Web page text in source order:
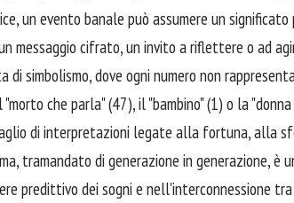
un evento banale può assumere un significato
messaggio cifrato, un invito a riflettere o ad
di simbolismo, dove ogni numero non
che parla" (47), il "bambino" (1) o la
di interpretazioni legate alla fortuna, alla
tramandato di generazione in generazione, è
predittivo dei sogni e nell'interconnessione